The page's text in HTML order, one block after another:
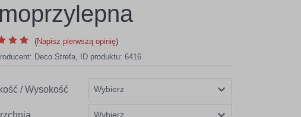
(Napisz pierwszą opinię)
Deco Strefa, ID produktu: 6416
/ Wysokość